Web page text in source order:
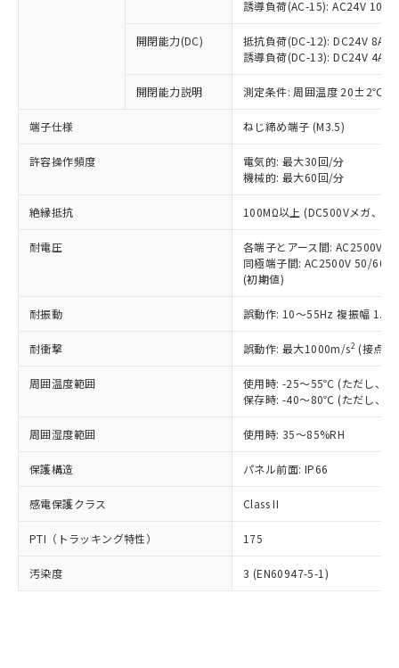
誘導負荷(AC-15): AC24V
開閉能力(DC)
抵抗負荷(DC-12): DC24V 8A/
誘導負荷(DC-13): DC24V 4A/
開閉能力説明 測定条件: 周囲温度 20±2℃、
端子仕様 ねじ締め端子 (M3.5)
許容操作頻度
電気的: 最大30回/分
機械的: 最大60回/分
絶縁抵抗 100MΩ以上 (DC500Vメガ、点
耐電圧
各端子とアース間: AC2500V
同極端子間: AC2500V 50/
(初期値)
耐振動 誤動作: 10～55Hz 複振幅
耐衝撃 誤動作: 最大1000m/s2 (接点
周囲温度範囲
使用時: -25～55℃ (ただし、氷
保存時: -40～80℃ (ただし、氷
周囲湿度範囲 使用時: 35～85%RH
保護構造 パネル前面: IP66
感電保護クラス Class II
PTI（トラッキング特性） 175
汚染度 3 (EN60947-5-1)
本サービスの対象外となる商品もある
在庫状況および標準価格照会結果は、
記載している更新日時点での社内デー
タに基づき作成されるものであり、閲
覧された時点での実際の在庫および標
準価格とは異なる場合があることをご
正式な納期状況および標準価格はお客
様のお取引先、またはお客様担当のオ
ムロン制御機器販売店・当社販売員に
販売ネットワーク
」をご確認
在庫状況および標準価格結果を当社の
事前の承諾なく第三者に漏洩または開
示しないようお願いします。
マイパーツ機能（部品リスト作成サー
ビス）をご利用いただくには、I-Web
メンバーズにご登録されている必要が
登録された部品リストについて、当社
および当社の共同利用者が、当社の製
品・サービスに関するお客様との取
引・商談に必要な範囲で利用すること
※当社の共同利用者とは、"個人情報
の「1.共同利
用者の範囲」に記載されている法人を
指します。
いたものが、含有品と判明した場合などや
むを得ず変更することがあります。
鉛(Pb) 1000ppm以下、 水銀(Hg) 1000ppm以下、 カド
類(PBB) 1000ppm以下、ポリ臭化ジフェニルエーテル類
(PBDE) 1000ppm以下、フタル酸ビス(2-エチルヘキシ
ル) (DEHP)(別名：DOP) 1000ppm以下、フタル酸ブチ
ルベンジル（BBP） 1000ppm以下、フタル酸ジブチル
（DBP） 1000ppm以下、フタル酸ジイソブチル
但し、RoHS指令で産業用監視および制御機器に対する
図的な使用がないことを確認しています。
部品在庫の切り替え状況などにより、予定
月が前後することがあります。
※3 非含有証明書ダウンロード
下記の非含有証明書をダウンロードするこ
EU RoHS指令（10物質）の非含有証明書
51物質の非含有証明書（当社基準）
※本証明書は発行日時点で非含有を証明す
るもので、過去に遡って非含有を証明する
基準値を超えていることを示します。
「－」：未確認です。当社販売部門へお問
*中国RoHS10物質の基準値 (GB/T26572)：
Pb(鉛) :1000ppm、 Hg(水銀) : 1000ppm、 Cd(カドミウ
ム) : 100ppm、
Cr(Ⅵ)(六価クロム) : 1000ppm、 PBBs(ポリ臭化ビフェ
ニル類) : 1000ppm、 PBDEs(ポリ臭化ジフェニルエーテ
ル類) : 1000ppm、
DBP(フタル酸ジブチル) : 1000ppm、 DIBP(フタル酸ジ
イソブチル) : 1000ppm、 BBP(フタル酸ブチルベンジ
DEHP(フタル酸ビス(2-エチルヘキシル)) : 1000ppm
準値以下であることを示します。
「10」：通常の使用状況下において有害物
質が外部に漏えいし、環境に深刻な影響を
及ぼさない年数を意味します。
「－」：未確認です。当社販売部門へお問
当社は、これら貴社製品のうち、外国
為替および外国貿易法に定める商品
（以下｢規制貨物等」という）を輸出
国政府の輸出許可(または役務取引許
可)を取得するなどの必要な手続きを
当社は規制貨物を破棄する場合は、完
全に破砕するなど、違法に輸出されな
いよう必要な手段を講じます。
当社は貴社製品を、核兵器、ミサイ
ル、化学兵器、生物兵器またはその他
武器並びにこれらの製造装置等に一切
当社は、貴社製品を第三者に販売する
場合は、上記1、2および3の内容を当
該第三者に通知します。また当社は、
販売先および販売に係わる関係者が違
法に輸出するおそれがある場合は、取
り引きをいたしません。
説明
一定数以上の在庫あり
一定数には満たないが在庫あり
在庫なし(最新の在庫状況につ
いては、お客様のお取引先、ま
たはお客様担当のオムロン制御
機器販売店・当社販売員にご確
受注生産機種、また在庫状況の
情報を公開していない機種